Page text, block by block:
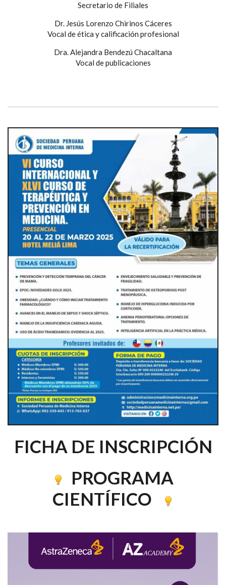
Secretario de Filiales
Dr. Jesús Lorenzo Chirinos Cáceres
Vocal de ética y calificación profesional
Dra. Alejandra Bendezú Chacaltana
Vocal de publicaciones
FICHA DE INSCRIPCIÓN
PROGRAMA
CIENTÍFICO